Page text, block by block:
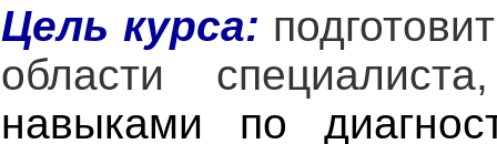
Цель курса:
области
навыками по